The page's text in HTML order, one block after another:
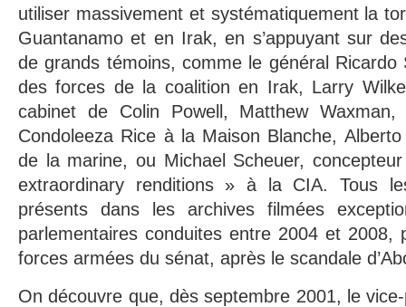
utiliser massivement et systématiquement la
Guantanamo et en Irak, en s’appuyant sur
de grands témoins, comme le général Ricardo
des forces de la coalition en Irak, Larry
cabinet de Colin Powell, Matthew Waxman,
Condoleeza Rice à la Maison Blanche,
de la marine, ou Michael Scheuer,
extraordinary renditions » à la CIA. Tous
présents dans les archives filmées
parlementaires conduites entre 2004 et 2008,
forces armées du sénat, après le scandale
On découvre que, dès septembre 2001, le